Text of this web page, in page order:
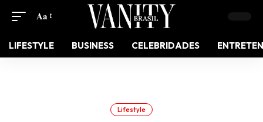
Aa
LIFESTYLE BUSINESS CELEBRIDADES
Lifestyle